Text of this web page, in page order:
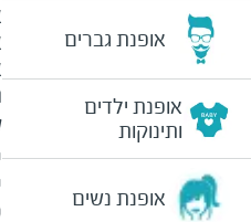
אופנת גברים
אופנת ילדים
ותינוקות
אופנת נשים